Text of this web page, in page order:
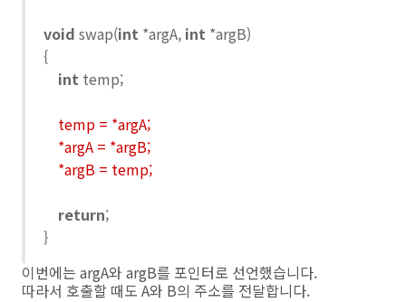
void swap(int *argA, int *argB)
{
int temp;
temp = *argA;
*argA = *argB;
*argB = temp;
return;
}
이번에는 argA와 argB를 포인터로 선언했습니다.
따라서 호출할 때도 A와 B의 주소를 전달합니다.